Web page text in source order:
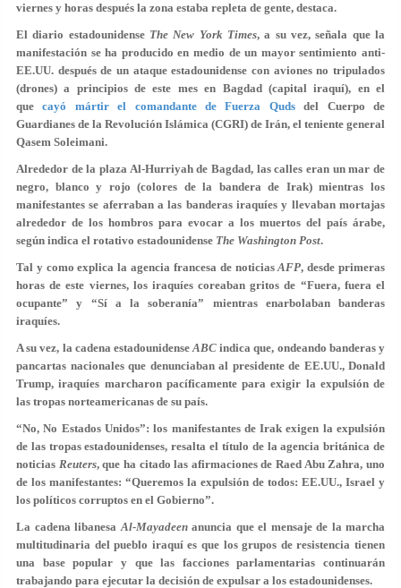
viernes y horas después la zona estaba repleta de gente, destaca.
El diario estadounidense The New York Times, a su vez, señala que la
manifestación se ha producido en medio de un mayor sentimiento anti-
EE.UU. después de un ataque estadounidense con aviones no tripulados
(drones) a principios de este mes en Bagdad (capital iraquí), en el
quecayó mártir el comandante de Fuerza Qudsdel Cuerpo de
Guardianes de la Revolución Islámica (CGRI) de Irán, el teniente general
Qasem Soleimani.
Alrededor de la plaza Al-Hurriyah de Bagdad, las calles eran un mar de
negro, blanco y rojo (colores de la bandera de Irak) mientras los
manifestantes se aferraban a las banderas iraquíes y llevaban mortajas
alrededor de los hombros para evocar a los muertos del país árabe,
según indica el rotativo estadounidense The Washington Post.
Tal y como explica la agencia francesa de noticiasAFP, desde primeras
horas de este viernes, los iraquíes coreaban gritos de “Fuera, fuera el
ocupante” y “Sí a la soberanía” mientras enarbolaban banderas
iraquíes.
A su vez, la cadena estadounidenseABC indica que, ondeando banderas y
pancartas nacionales que denunciaban al presidente de EE.UU., Donald
Trump, iraquíes marcharon pacíficamente para exigir la expulsión de
las tropas norteamericanas de su país.
“No, No Estados Unidos”: los manifestantes de Irak exigen la expulsión
de las tropas estadounidenses, resalta el título de la agencia británica de
noticias Reuters, que ha citado las afirmaciones de Raed Abu Zahra, uno
de los manifestantes: “Queremos la expulsión de todos: EE.UU., Israel y
los políticos corruptos en el Gobierno”.
La cadena libanesaAl-Mayadeenanuncia que el mensaje de la marcha
multitudinaria del pueblo iraquí es que los grupos de resistencia tienen
una base popular y que las facciones parlamentarias continuarán
trabajando para ejecutar la decisión de expulsar a los estadounidenses.